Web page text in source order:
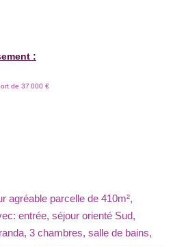
:
de 37 000 €
agréable parcelle de 410m²,
entrée, séjour orienté Sud,
3 chambres, salle de bains,